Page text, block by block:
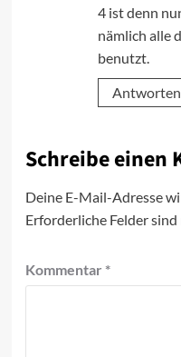
4 ist denn
nämlich alle
benutzt.
Antworten
Schreibe einen
Deine E-Mail-Adresse
Erforderliche Felder
Kommentar *